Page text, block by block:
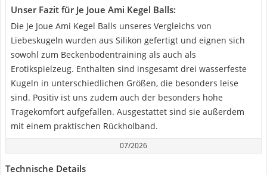
Unser Fazit für Je Joue Ami Kegel Balls:
Die Je Joue Ami Kegel Balls unseres Vergleichs von
Liebeskugeln wurden aus Silikon gefertigt und eignen sich
sowohl zum Beckenbodentraining als auch als
Erotikspielzeug. Enthalten sind insgesamt drei wasserfeste
Kugeln in unterschiedlichen Größen, die besonders leise
sind. Positiv ist uns zudem auch der besonders hohe
Tragekomfort aufgefallen. Ausgestattet sind sie außerdem
mit einem praktischen Rückholband.
07/2026
Technische Details